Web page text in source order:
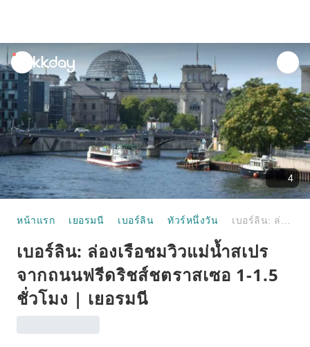
unread
notifications
4
หน้าแรก เยอรมนี เบอร์ลิน ทัวร์หนึ่งวัน
เบอร์ลิน: ล่องเรือชมวิวแม่น้ำสเปร
จากถนนฟรีดริชส์ชตราสเซอ 1-1.5
ชั่วโมง | เยอรมนี